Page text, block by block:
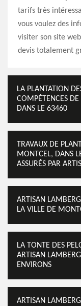
tarifs très
vous voulez des
visiter son site
devis totalement
LA PLANTATION
COMPÉTENCES
DANS LE 63460
TRAVAUX DE
MONTCEL, DANS
ASSURÉS PAR
ARTISAN
LA VILLE DE
LA TONTE DES
ARTISAN
ENVIRONS
ARTISAN